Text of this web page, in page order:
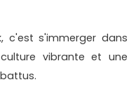
c'est s'immerger dans
vibrante et une